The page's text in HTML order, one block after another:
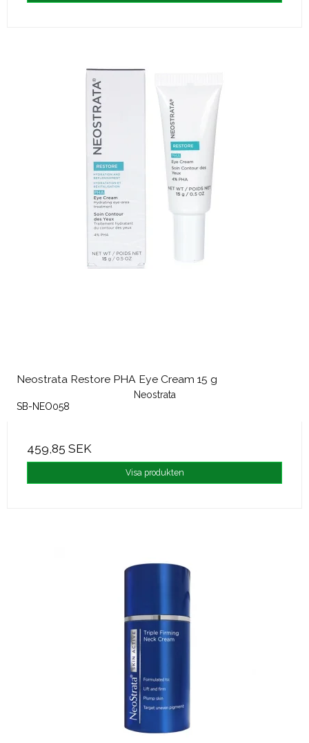
Neostrata Restore PHA Eye Cream 15 g
Neostrata
SB-NEO058
459,85 SEK
Visa produkten